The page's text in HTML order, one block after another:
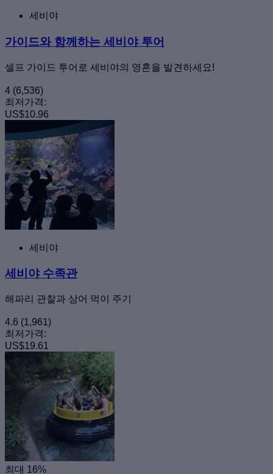
세비야
가이드와 함께하는 세비야 투어
셀프 가이드 투어로 세비야의 영혼을 발견하세요!
4 (6,536)
최저가격:
US$10.96
세비야
세비야 수족관
해파리 관찰과 상어 먹이 주기
4.6 (1,961)
최저가격:
US$19.61
최대 16%